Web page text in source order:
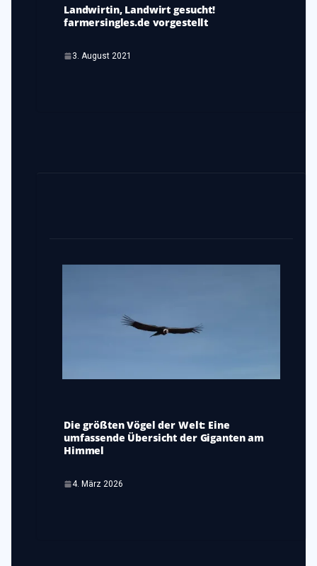
Landwirtin, Landwirt gesucht!
farmersingles.de vorgestellt
3. August 2021
Die größten Vögel der Welt: Eine
umfassende Übersicht der Giganten am
Himmel
4. März 2026